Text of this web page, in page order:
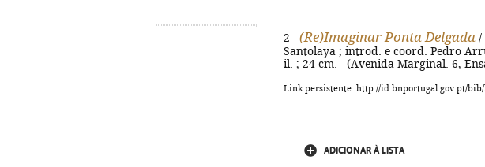
2 - (Re)Imaginar Ponta Delgada /
Santolaya ; introd. e coord. Pedro
il. ; 24 cm. - (Avenida Marginal. 6,
Link persistente: http://id.bnportugal.gov.pt/bib/
ADICIONAR À LISTA